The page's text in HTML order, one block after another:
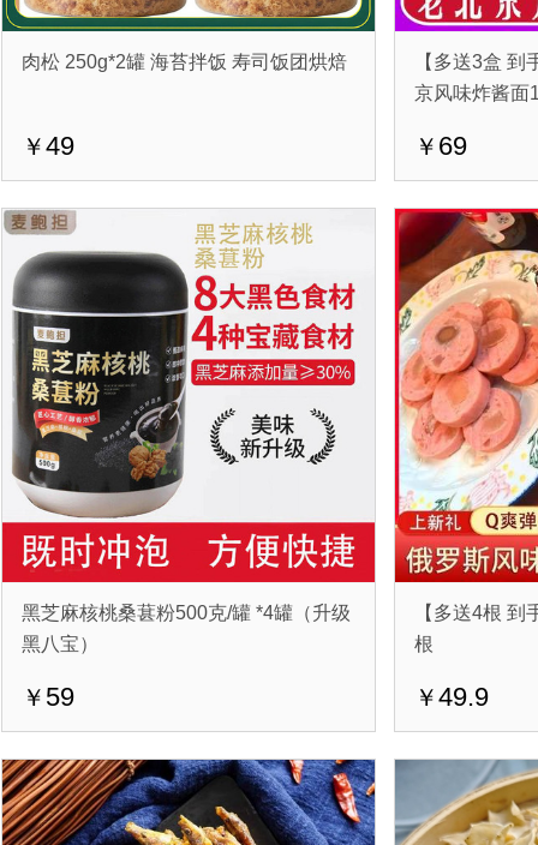
肉松 250g*2罐 海苔拌饭 寿司饭团烘焙
￥49
【多送3盒
京风味炸酱面
￥ 69
黑芝麻核桃桑葚粉500克/罐 *4罐（升级
黑八宝）
￥ 59
【多送4根
根
￥49.9